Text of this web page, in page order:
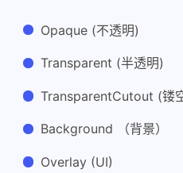
Opaque (不透明)
Transparent (半透明)
TransparentCutout (镂
Background （背景）
Overlay (UI)